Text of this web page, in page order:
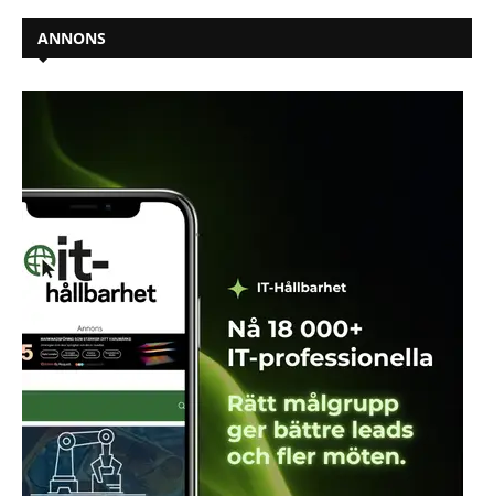
ANNONS